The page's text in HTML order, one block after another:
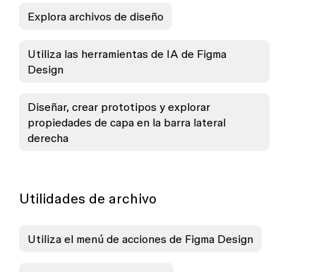
Explora archivos de diseño
Utiliza las herramientas de IA de Figma
Design
Diseñar, crear prototipos y explorar
propiedades de capa en la barra lateral
derecha
Utilidades de archivo
Utiliza el menú de acciones de Figma Design